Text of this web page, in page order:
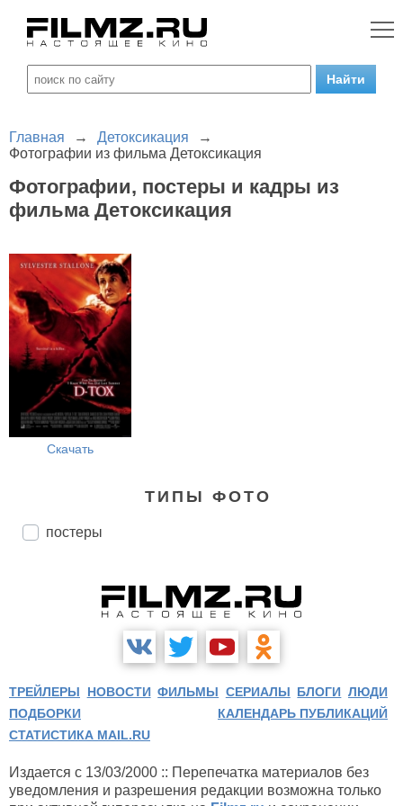
Главная → Детоксикация
→
Фотографии из фильма Детоксикация
Фотографии, постеры и кадры из
фильма Детоксикация
Скачать
ТИПЫ ФОТО
постеры
ТРЕЙЛЕРЫ НОВОСТИ ФИЛЬМЫ СЕРИАЛЫ БЛОГИ ЛЮДИ
ПОДБОРКИ
КАЛЕНДАРЬ ПУБЛИКАЦИЙ
СТАТИСТИКА MAIL.RU
Издается с 13/03/2000 :: Перепечатка материалов без
уведомления и разрешения редакции возможна только